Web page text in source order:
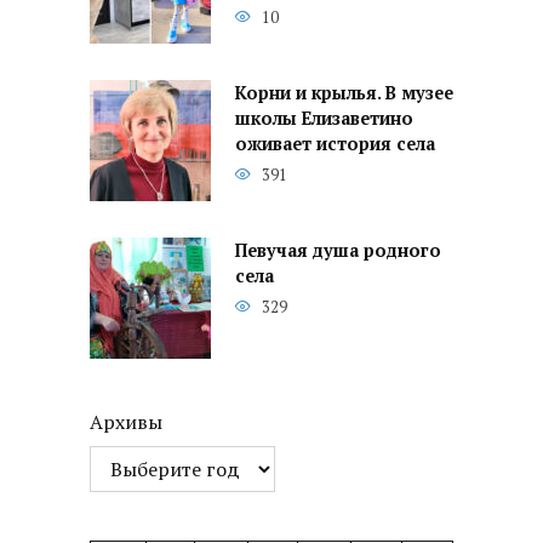
10
Корни и крылья. В музее
школы Елизаветино
оживает история села
391
Певучая душа родного
села
329
Архивы